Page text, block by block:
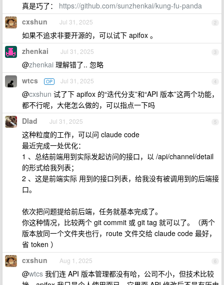
真是巧了： https://github.com/sunzhenkai/kung-fu-panda
2
cxshun Jul 31, 2025
如果不追求非要开源的，可以试下 apifox 。
3
zhenkai Jul 31, 2025
@zhenkai 理解错了.. 忽略
4
wtcs OP Jul 31, 2025
@cxshun 试了下 apifox 的“迭代分支”和“API 版本”这两个功能，
都不行呢，大佬怎么做的，可以指点一下吗
5
Dlad Jul 31, 2025
这种粒度的工作，可以问 claude code
最近完成一处优化：
1 、总结前端用到实际发起访问的接口，以 /api/channel/detail
的形式给我列表；
2 、这是前端实际 用到的接口列表，给我没有被调用到的后端接
口。
依次把问题提给前后端，任务就基本完成了。
你这种情况，比较两个 git commit 或 git tag 就可以了。（两个
版本放同一个文件夹也行，route 文件交给 claude code 最好，
省 token ）
6
cxshun Aug 1, 2025
@wtcs 我们连 API 版本管理都没有哈，公司不小，但技术比较